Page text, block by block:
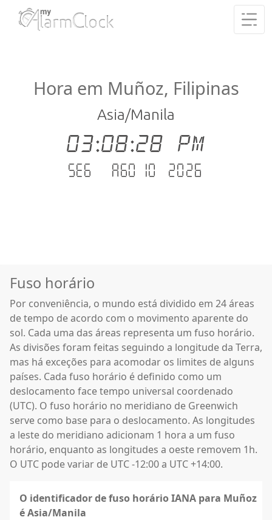
Hora em Muñoz, Filipinas
Asia/Manila
03:08:28 PM
Seg - Ago 10 .2026
Fuso horário
Por conveniência, o mundo está dividido em 24 áreas
de tempo de acordo com o movimento aparente do
sol. Cada uma das áreas representa um fuso horário.
As divisões foram feitas seguindo a longitude da Terra,
mas há exceções para acomodar os limites de alguns
países. Cada fuso horário é definido como um
deslocamento face tempo universal coordenado
(UTC). O fuso horário no meridiano de Greenwich
serve como base para o deslocamento. As longitudes
a leste do meridiano adicionam 1 hora a um fuso
horário, enquanto as longitudes a oeste removem 1h.
O UTC pode variar de UTC -12:00 a UTC +14:00.
O identificador de fuso horário IANA para Muñoz
é Asia/Manila